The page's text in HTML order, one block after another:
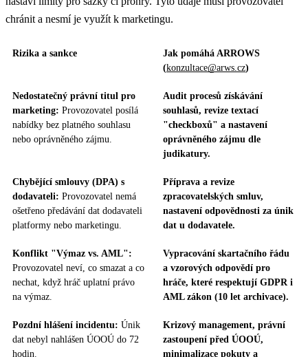
chránit a nesmí je využít k marketingu.
Rizika a sankce
Jak pomáhá ARROWS
(konzultace@arws.cz)
Nedostatečný právní titul pro
marketing: Provozovatel posílá
nabídky bez platného souhlasu
nebo oprávněného zájmu.
Audit procesů získávání
souhlasů, revize textací
"checkboxů" a nastavení
oprávněného zájmu dle
judikatury.
Chybějící smlouvy (DPA) s
dodavateli: Provozovatel nemá
ošetřeno předávání dat dodavateli
platformy nebo marketingu.
Příprava a revize
zpracovatelských smluv,
nastavení odpovědnosti za únik
dat u dodavatele.
Konflikt "Výmaz vs. AML":
Provozovatel neví, co smazat a co
nechat, když hráč uplatní právo
na výmaz.
Vypracování skartačního řádu
a vzorových odpovědí pro
hráče, které respektují GDPR i
AML zákon (10 let archivace).
Pozdní hlášení incidentu: Únik
dat nebyl nahlášen ÚOOÚ do 72
hodin.
Krizový management, právní
zastoupení před ÚOOÚ,
minimalizace pokuty a